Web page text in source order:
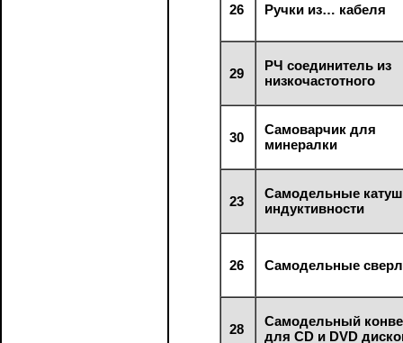
26 Ручки из… кабеля
29
РЧ соединитель из
низкочастотного
30
Самоварчик для
минералки
23
Самодельные
индуктивности
26 Самодельные
28
Самодельный
для CD и DVD